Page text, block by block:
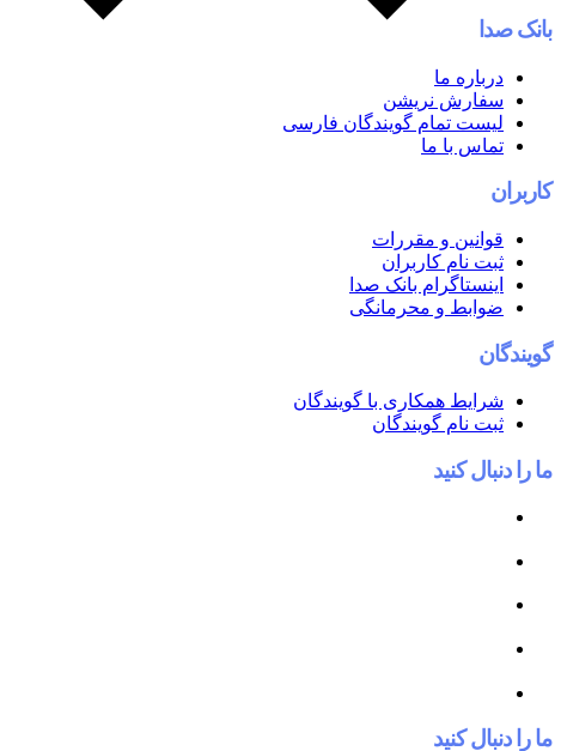
بانک صدا
درباره ما
سفارش نریشن
لیست تمام گویندگان فارسی
تماس با ما
کاربران
قوانین و مقررات
ثبت نام کاربران
اینستاگرام بانک صدا
ضوابط و محرمانگی
گویندگان
شرایط همکاری با گویندگان
ثبت نام گویندگان
ما را دنبال کنید
ما را دنبال کنید